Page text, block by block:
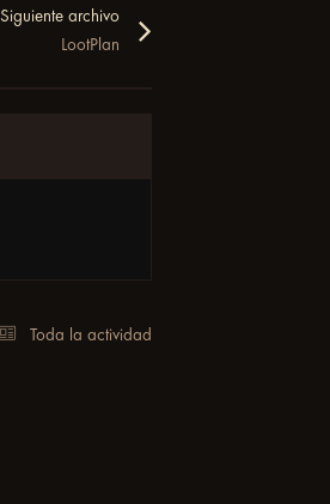
Siguiente archivo
LootPlan
Toda la actividad